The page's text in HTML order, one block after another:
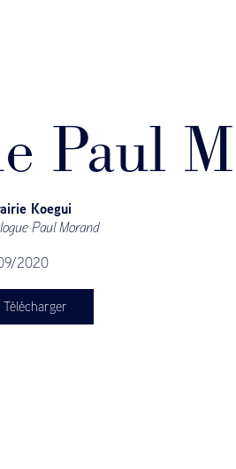
Paul
Koegui
Paul Morand
2020
Télécharger